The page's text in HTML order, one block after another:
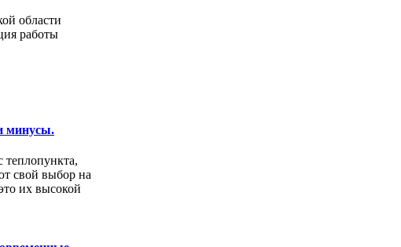
области
работы
минусы.
теплопункта,
свой выбор на
их высокой